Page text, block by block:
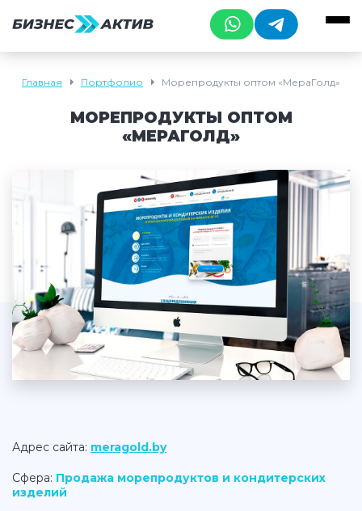
Главная Портфолио Морепродукты оптом «МераГолд»
МОРЕПРОДУКТЫ ОПТОМ
«МЕРАГОЛД»
Адрес сайта: meragold.by
Сфера: Продажа морепродуктов и кондитерских
изделий